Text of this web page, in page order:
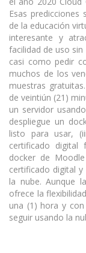
Esas
de la educación
interesante y
facilidad de uso
casi como pedir
muchos de los
muestras
de veintiún (21)
un servidor
despliegue un
listo para usar,
certificado digital
docker de
certificado digital
la nube. Aunque
ofrece la
una (1) hora y
seguir usando la